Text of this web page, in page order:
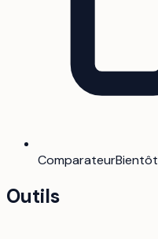
ComparateurBientôt
Outils